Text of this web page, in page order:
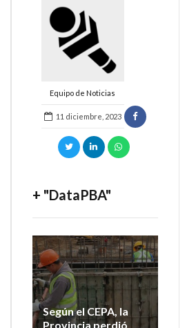
Equipo de Noticias
11 diciembre, 2023
+ "DataPBA"
Según el CEPA, la
Provincia perdió